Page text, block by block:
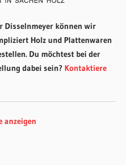
Disselnmeyer können wir
Holz und Plattenwaren
Du möchtest bei der
dabei sein? Kontaktiere
anzeigen